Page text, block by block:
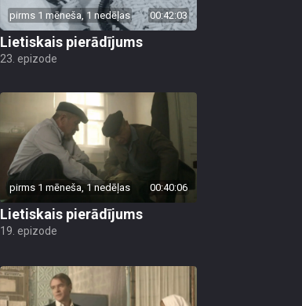
pirms 1 mēneša, 1 nedēļas 00:42:03
Lietiskais pierādījums
23. epizode
pirms 1 mēneša, 1 nedēļas 00:40:06
Lietiskais pierādījums
19. epizode